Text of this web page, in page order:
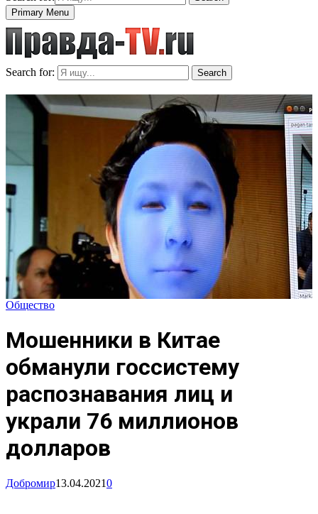
Primary Menu
Search for: Search
Общество
Мошенники в Китае
обманули госсистему
распознавания лиц и
украли 76 миллионов
долларов
Добромир13.04.20210